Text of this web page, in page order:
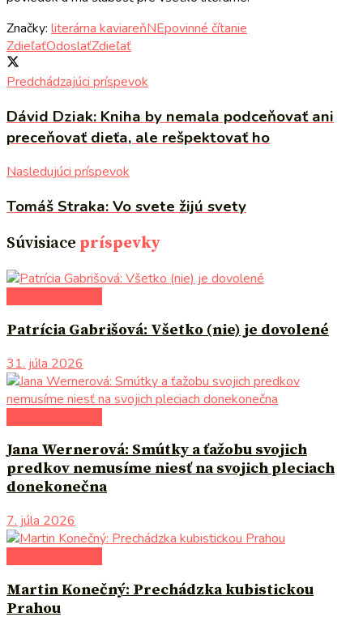
Značky: literárna kaviareňNEpovinné čítanie
ZdieľaťOdoslaťZdieľať
Predchádzajúci príspevok
Dávid Dziak: Kniha by nemala podceňovať ani
preceňovať dieťa, ale rešpektovať ho
Nasledujúci príspevok
Tomáš Straka: Vo svete žijú svety
Súvisiace príspevky
Patrícia Gabrišová: Všetko (nie) je dovolené
31. júla 2026
Jana Wernerová: Smútky a ťažobu svojich
predkov nemusíme niesť na svojich pleciach
donekonečna
7. júla 2026
Martin Konečný: Prechádzka kubistickou
Prahou